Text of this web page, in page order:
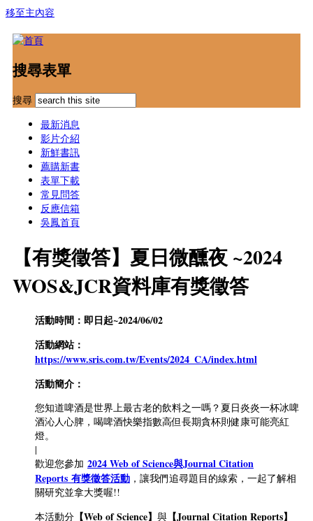
移至主內容
搜尋表單
搜尋
最新消息
影片介紹
新鮮書訊
薦購新書
表單下載
常見問答
反應信箱
吳鳳首頁
【有獎徵答】夏日微醺夜 ~2024
WOS&JCR資料庫有獎徵答
活動時間 ：即日起~2024/06/02
活動網站：
https://www.sris.com.tw/Events/2024_CA/index.html
活動簡介：
您知道啤酒是世界上最古老的飲料之一嗎？夏日炎炎一杯冰啤
酒沁人心脾，喝啤酒快樂指數高但長期貪杯則健康可能亮紅
燈。
|
歡迎您參加 2024 Web of Science與Journal Citation
Reports 有獎徵答活動 ，讓我們追尋題目的線索，一起了解相
關研究並拿大獎喔!!
本活動分 【Web of Science】 與 【Journal Citation Reports】